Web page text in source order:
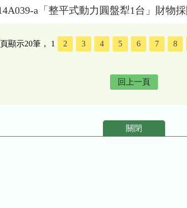
a「整平式動力圓盤犁1台」財物
顯示20筆， 1 2 3 4 5 6 7 8
回上一頁
關閉